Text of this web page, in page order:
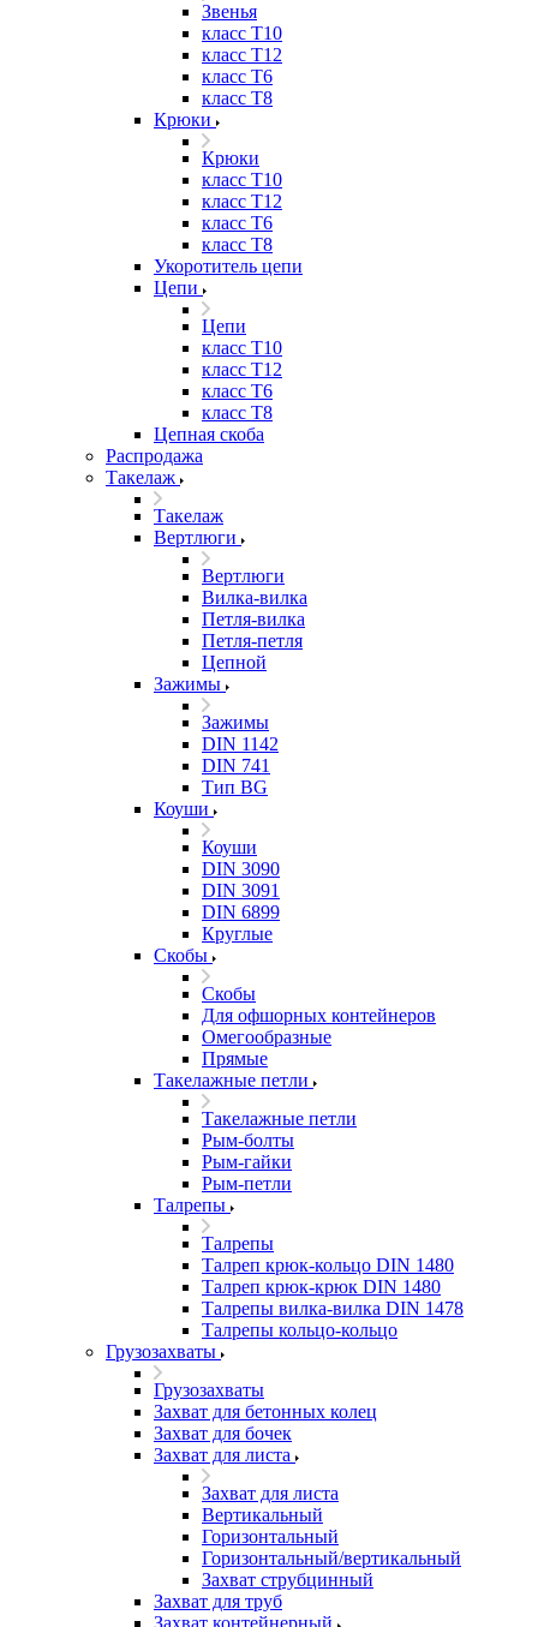
Звенья
класс Т10
класс Т12
класс Т6
класс Т8
Крюки
Крюки
класс Т10
класс Т12
класс Т6
класс Т8
Укоротитель цепи
Цепи
Цепи
класс Т10
класс Т12
класс Т6
класс Т8
Цепная скоба
Распродажа
Такелаж
Такелаж
Вертлюги
Вертлюги
Вилка-вилка
Петля-вилка
Петля-петля
Цепной
Зажимы
Зажимы
DIN 1142
DIN 741
Тип BG
Коуши
Коуши
DIN 3090
DIN 3091
DIN 6899
Круглые
Скобы
Скобы
Для офшорных контейнеров
Омегообразные
Прямые
Такелажные петли
Такелажные петли
Рым-болты
Рым-гайки
Рым-петли
Талрепы
Талрепы
Талреп крюк-кольцо DIN 1480
Талреп крюк-крюк DIN 1480
Талрепы вилка-вилка DIN 1478
Талрепы кольцо-кольцо
Грузозахваты
Грузозахваты
Захват для бетонных колец
Захват для бочек
Захват для листа
Захват для листа
Вертикальный
Горизонтальный
Горизонтальный/вертикальный
Захват струбцинный
Захват для труб
Захват контейнерный